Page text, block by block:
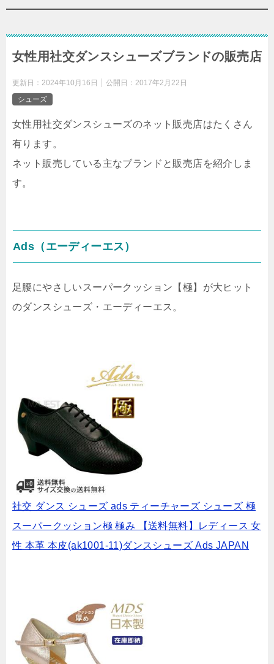
女性用社交ダンスシューズブランドの販売店
更新日： 2024年10月16日 公開日： 2017年2月22日
シューズ
女性用社交ダンスシューズのネット販売店はたくさん
有ります。
ネット販売している主なブランドと販売店を紹介しま
す。
Ads（エーディーエス）
足腰にやさしいスーパークッション【極】が大ヒット
のダンスシューズ・エーディーエス。
社交 ダンス シューズ ads ティーチャーズ シューズ 極
スーパークッション極 極み 【送料無料】レディース 女
性 本革 本皮(ak1001-11)ダンスシューズ Ads JAPAN